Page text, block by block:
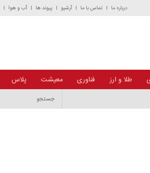
درباره ما تماس با ما آرشیو پیوند ها آب و هوا
طلا و ارز فناوری معیشت پلاس